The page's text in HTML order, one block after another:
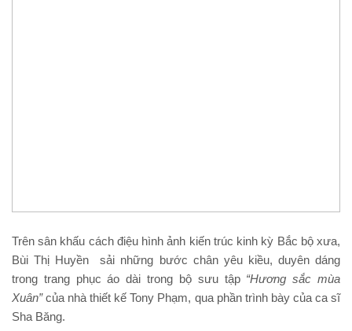
Trên sân khấu cách điệu hình ảnh kiến trúc kinh kỳ Bắc bộ xưa,
Bùi Thị Huyền sải những bước chân yêu kiều, duyên dáng
trong trang phục áo dài trong bộ sưu tập “Hương sắc mùa
Xuân”của nhà thiết kế Tony Phạm, qua phần trình bày của ca sĩ
Sha Băng.